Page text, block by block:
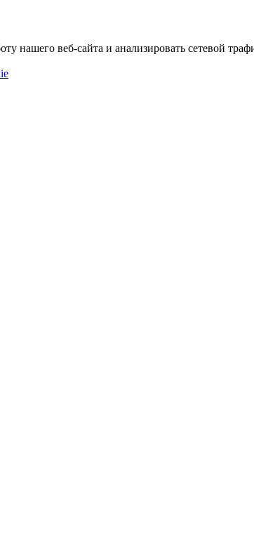
нашего веб-сайта и анализировать сетевой